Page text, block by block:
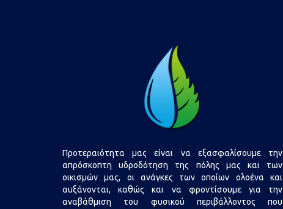
Προτεραιότητα μας είναι να εξασφαλίσουμε την
απρόσκοπτη υδροδότηση της πόλης μας και των
οικισμών μας, οι ανάγκες των οποίων ολοένα και
αυξάνονται, καθώς και να φροντίσουμε για την
αναβάθμιση του φυσικού περιβάλλοντος που